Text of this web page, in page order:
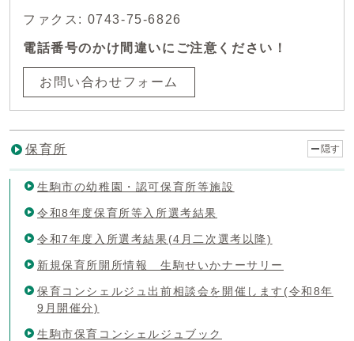
ファクス: 0743-75-6826
電話番号のかけ間違いにご注意ください！
お問い合わせフォーム
保育所 隠す
生駒市の幼稚園・認可保育所等施設
令和8年度保育所等入所選考結果
令和7年度入所選考結果(4月二次選考以降)
新規保育所開所情報 生駒せいかナーサリー
保育コンシェルジュ出前相談会を開催します(令和8年
9月開催分)
生駒市保育コンシェルジュブック